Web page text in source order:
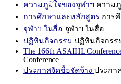
ความภูมิใจของจุฬาฯ ความ
การศึกษาและหลักสูตร การ
จุฬาฯ ในสื่อ จุฬาฯ ในสื่อ
ปฏิทินกิจกรรม ปฏิทินกิจกรร
The 166th ASAIHL
Conference
ประกาศจัดซื้อจัดจ้าง ประกา